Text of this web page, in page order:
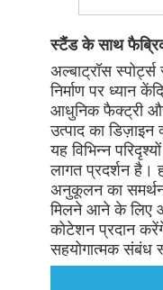
स्टैंड के साथ
अल्बाट्रॉस
निर्माण पर ध्यान
आधुनिक फैक्ट्री
उत्पाद का डिज़ाइन
यह विभिन्न
लागत प्रदर्शन
अनुकूलन का
मिलने आने के लिए
कोटेशन प्रदान
सहयोगात्मक संबंध